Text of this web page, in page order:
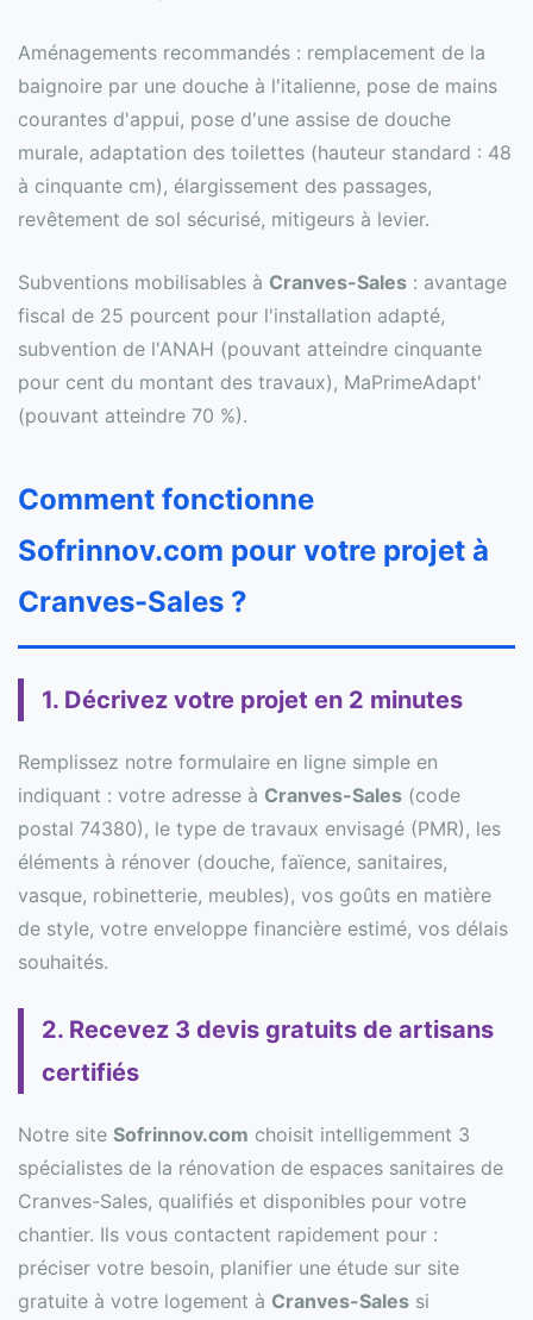
Aménagements recommandés : remplacement de la
baignoire par une douche à l'italienne, pose de mains
courantes d'appui, pose d'une assise de douche
murale, adaptation des toilettes (hauteur standard : 48
à cinquante cm), élargissement des passages,
revêtement de sol sécurisé, mitigeurs à levier.
Subventions mobilisables à Cranves-Sales : avantage
fiscal de 25 pourcent pour l'installation adapté,
subvention de l'ANAH (pouvant atteindre cinquante
pour cent du montant des travaux), MaPrimeAdapt'
(pouvant atteindre 70 %).
Comment fonctionne
Sofrinnov.com pour votre projet à
Cranves-Sales ?
1. Décrivez votre projet en 2 minutes
Remplissez notre formulaire en ligne simple en
indiquant : votre adresse à Cranves-Sales (code
postal 74380), le type de travaux envisagé (PMR), les
éléments à rénover (douche, faïence, sanitaires,
vasque, robinetterie, meubles), vos goûts en matière
de style, votre enveloppe financière estimé, vos délais
souhaités.
2. Recevez 3 devis gratuits de artisans
certifiés
Notre site Sofrinnov.com choisit intelligemment 3
spécialistes de la rénovation de espaces sanitaires de
Cranves-Sales, qualifiés et disponibles pour votre
chantier. Ils vous contactent rapidement pour :
préciser votre besoin, planifier une étude sur site
gratuite à votre logement à Cranves-Sales si